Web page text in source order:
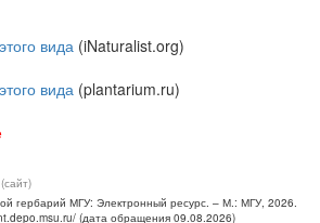
вида (iNaturalist.org)
вида (plantarium.ru)
гербарий МГУ: Электронный ресурс. – М.: МГУ, 2026.
(дата обращения 09.08.2026)